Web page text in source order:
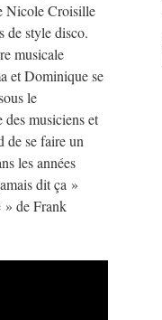
Nicole Croisille
de style disco.
musicale
et Dominique se
le
musiciens et
de se faire un
les années
dit ça »
» de Frank